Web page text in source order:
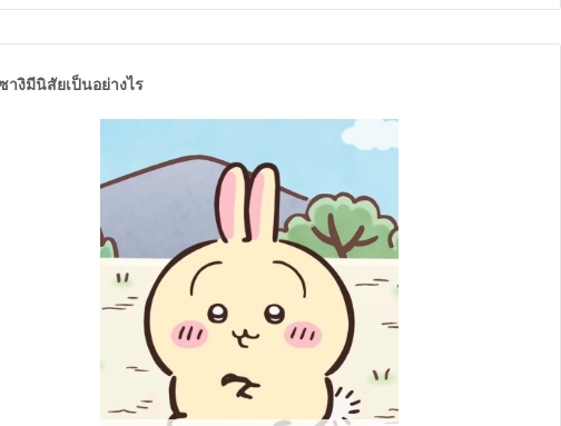
างิมีนิสัยเป็นอย่างไร